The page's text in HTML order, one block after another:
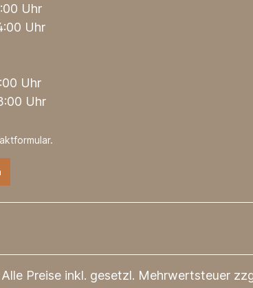
Uhr
Uhr
Uhr
Uhr
.
Preise inkl. gesetzl. Mehrwertsteuer